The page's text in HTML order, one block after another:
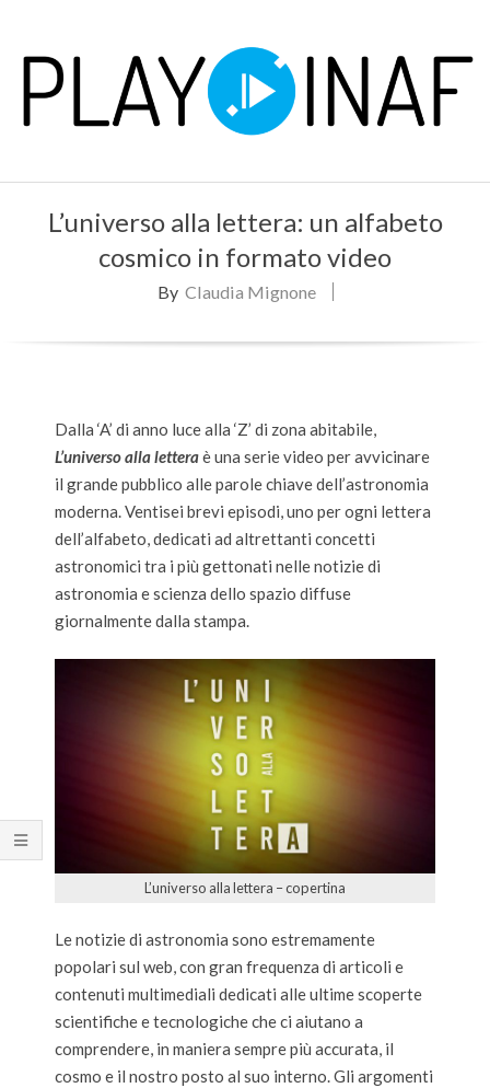
content
P
Navigation
L’universo alla lettera: un alfabeto
cosmico in formato video
By Claudia Mignone
Dalla ‘A’ di anno luce alla ‘Z’ di zona abitabile,
L’universo alla letteraè una serie video per avvicinare
il grande pubblico alle parole chiave dell’astronomia
moderna. Ventisei brevi episodi, uno per ogni lettera
dell’alfabeto, dedicati ad altrettanti concetti
astronomici tra i più gettonati nelle notizie di
astronomia e scienza dello spazio diffuse
giornalmente dalla stampa.
L’universo alla lettera – copertina
Le notizie di astronomia sono estremamente
popolari sul web, con gran frequenza di articoli e
contenuti multimediali dedicati alle ultime scoperte
scientifiche e tecnologiche che ci aiutano a
comprendere, in maniera sempre più accurata, il
cosmo e il nostro posto al suo interno. Gli argomenti